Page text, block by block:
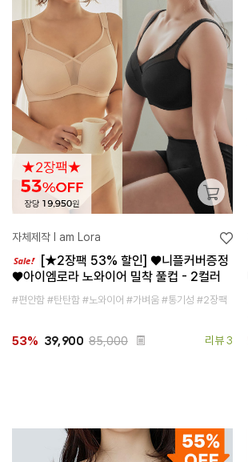
자체제작 I am Lora
[★2장팩 53% 할인] ♥니플커버증정
♥아이엠로라 노와이어 밀착 풀컵 - 2컬러
#편안함 #탄탄함 #노와이어 #가벼움 #통기성 #2장팩
53% 39,900 85,000 리뷰 3